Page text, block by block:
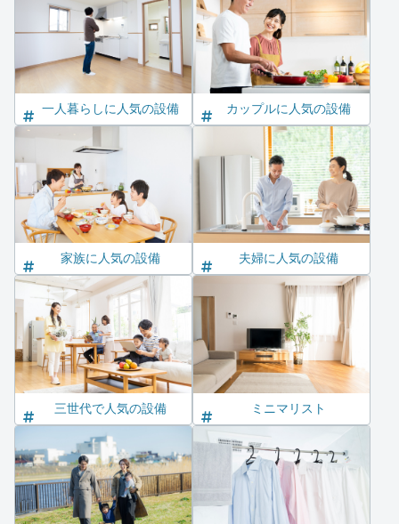
一人暮らしに人気の設備 カップルに人気の設備
家族に人気の設備 夫婦に人気の設備
三世代で人気の設備 ミニマリスト